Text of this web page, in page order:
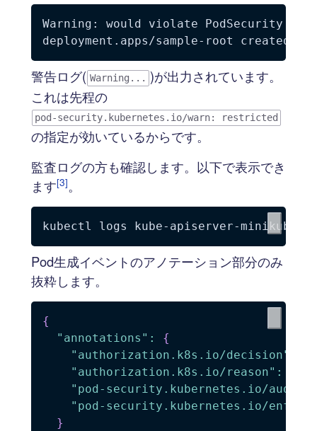
Warning: would violate PodSecurity
警告ログ( Warning... )が出力されています。
これは先程の
pod-security.kubernetes.io/warn: restricted
の指定が効いているからです。
監査ログの方も確認します。以下で表示でき
ます[3]。
kubectl logs kube-apiserver-minikube
Pod生成イベントのアノテーション部分のみ
抜粋します。
{
"annotations" :
{
"authorization.k8s.io/decision"
"authorization.k8s.io/reason" :
"pod-security.kubernetes.io/
"pod-security.kubernetes.io/
}